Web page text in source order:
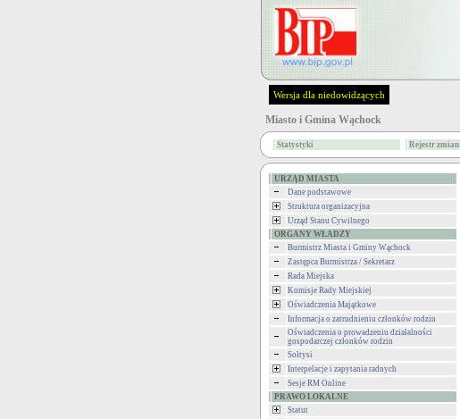
Wersja dla niedowidzących
Miasto i Gmina Wąchock
Statystyki Rejestr zmian
URZĄD MIASTA
Dane podstawowe
Struktura organizacyjna
Urząd Stanu Cywilnego
ORGANY WŁADZY
Burmistrz Miasta i Gminy Wąchock
Zastępca Burmistrza / Sekretarz
Rada Miejska
Komisje Rady Miejskiej
Oświadczenia Majątkowe
Informacja o zatrudnieniu członków rodzin
Oświadczenia o prowadzeniu działalności
gospodarczej członków rodzin
Sołtysi
Interpelacje i zapytania radnych
Sesje RM Online
PRAWO LOKALNE
Statut